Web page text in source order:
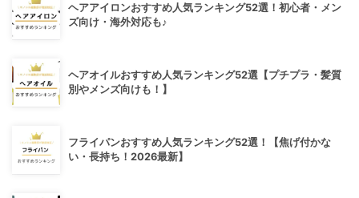
ヘアアイロンおすすめ人気ランキング52選！初心者・メン
ズ向け・海外対応も♪
ヘアオイルおすすめ人気ランキング52選【プチプラ・髪質
別やメンズ向けも！】
フライパンおすすめ人気ランキング52選！【焦げ付かな
い・長持ち！2026最新】